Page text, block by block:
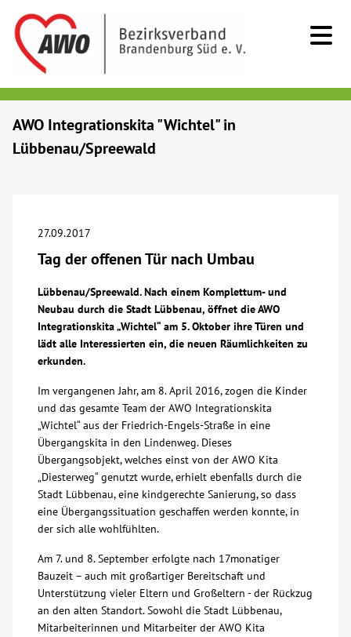
Senioren
Begegnung
Bildung
Veranstaltungen
Spenden
Mitmachen
Karriere
Ausbildung
AWO Integrationskita "Wichtel" in
Lübbenau/Spreewald
27.09.2017
Tag der offenen Tür nach Umbau
Lübbenau/Spreewald. Nach einem Komplettum- und
Neubau durch die Stadt Lübbenau, öffnet die AWO
Integrationskita „Wichtel“ am 5. Oktober ihre Türen und
lädt alle Interessierten ein, die neuen Räumlichkeiten zu
erkunden.
Im vergangenen Jahr, am 8. April 2016, zogen die Kinder
und das gesamte Team der AWO Integrationskita
„Wichtel“ aus der Friedrich-Engels-Straße in eine
Übergangskita in den Lindenweg. Dieses
Übergangsobjekt, welches einst von der AWO Kita
„Diesterweg“ genutzt wurde, erhielt ebenfalls durch die
Stadt Lübbenau, eine kindgerechte Sanierung, so dass
eine Übergangssituation geschaffen werden konnte, in
der sich alle wohlfühlten.
Am 7. und 8. September erfolgte nach 17monatiger
Bauzeit – auch mit großartiger Bereitschaft und
Unterstützung vieler Eltern und Großeltern - der Rückzug
an den alten Standort. Sowohl die Stadt Lübbenau,
Mitarbeiterinnen und Mitarbeiter der AWO Kita